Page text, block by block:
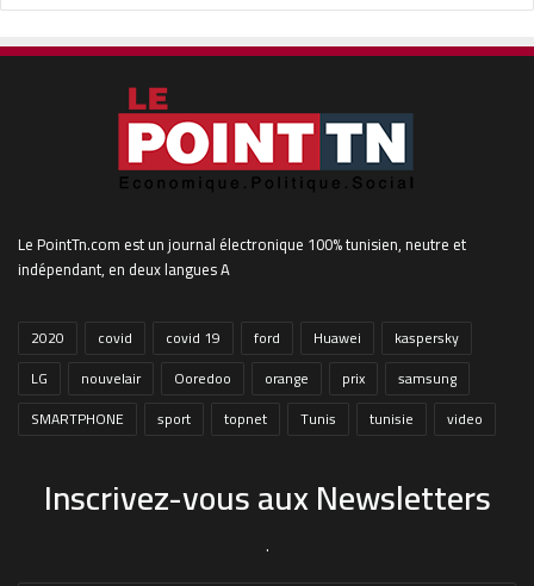
Le PointTn.com est un journal électronique 100% tunisien, neutre et
indépendant, en deux langues A
2020 covid covid 19 ford Huawei
kaspersky
LG
nouvelair Ooredoo orange prix
samsung
SMARTPHONE
sport topnet Tunis tunisie video
Inscrivez-vous aux Newsletters
.